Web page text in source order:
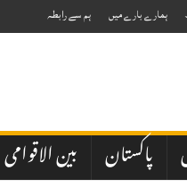
ہمارے بارے میں ہم سے رابطہ
پاکستان بین الاقوامی